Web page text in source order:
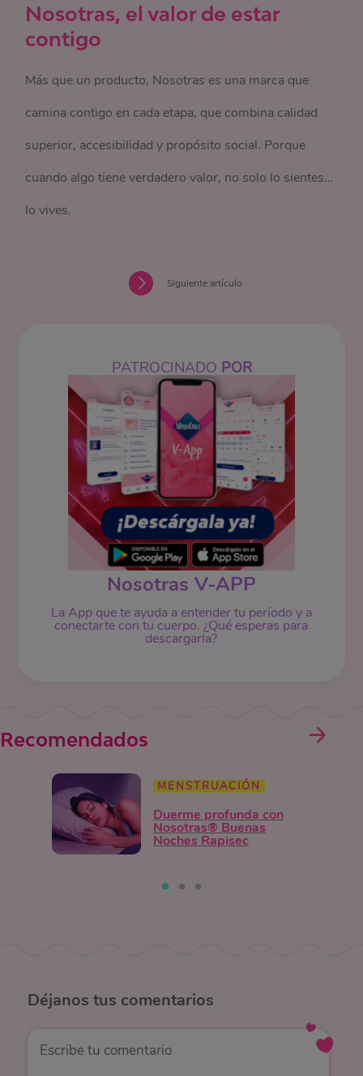
Nosotras, el valor de estar
contigo
Más que un producto, Nosotras es una marca que
camina contigo en cada etapa, que combina calidad
superior, accesibilidad y propósito social. Porque
cuando algo tiene verdadero valor, no solo lo sientes…
lo vives.
Siguiente artículo
PATROCINADO POR
Nosotras V-APP
La App que te ayuda a entender tu período y a
conectarte con tu cuerpo. ¿Qué esperas para
descargarla?
Recomendados
MENSTRUACIÓN
Duerme profunda con
Nosotras® Buenas
Noches Rapisec
Déjanos tus comentarios